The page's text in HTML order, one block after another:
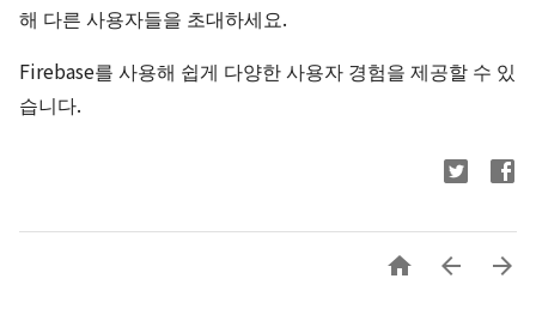
해 다른 사용자들을 초대하세요.
Firebase를 사용해 쉽게 다양한 사용자 경험을 제공할 수 있
습니다.
  